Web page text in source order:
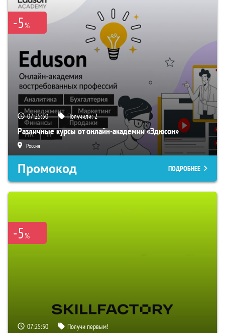
-5%
07:25:49 Получили:2
Различные курсы от онлайн-академии «Эдюсон»
Россия
Промокод ПОДРОБНЕЕ
-5%
07:25:49 Получи первым!